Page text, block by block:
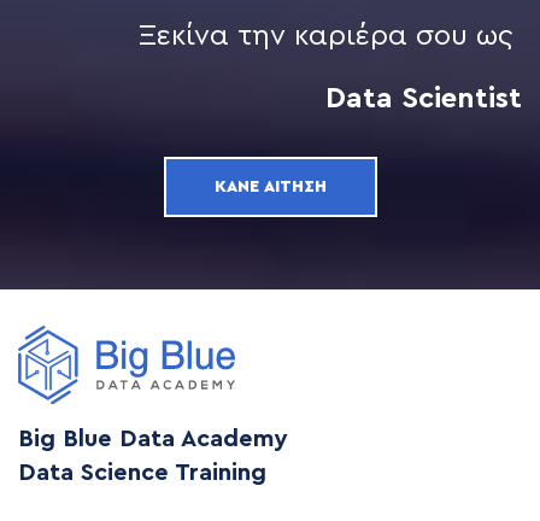
Ξεκίνα την καριέρα σου ως
Data Scientist
ΚΆΝΕ ΑΊΤΗΣΗ
Big Blue Data Academy
Data Science Training